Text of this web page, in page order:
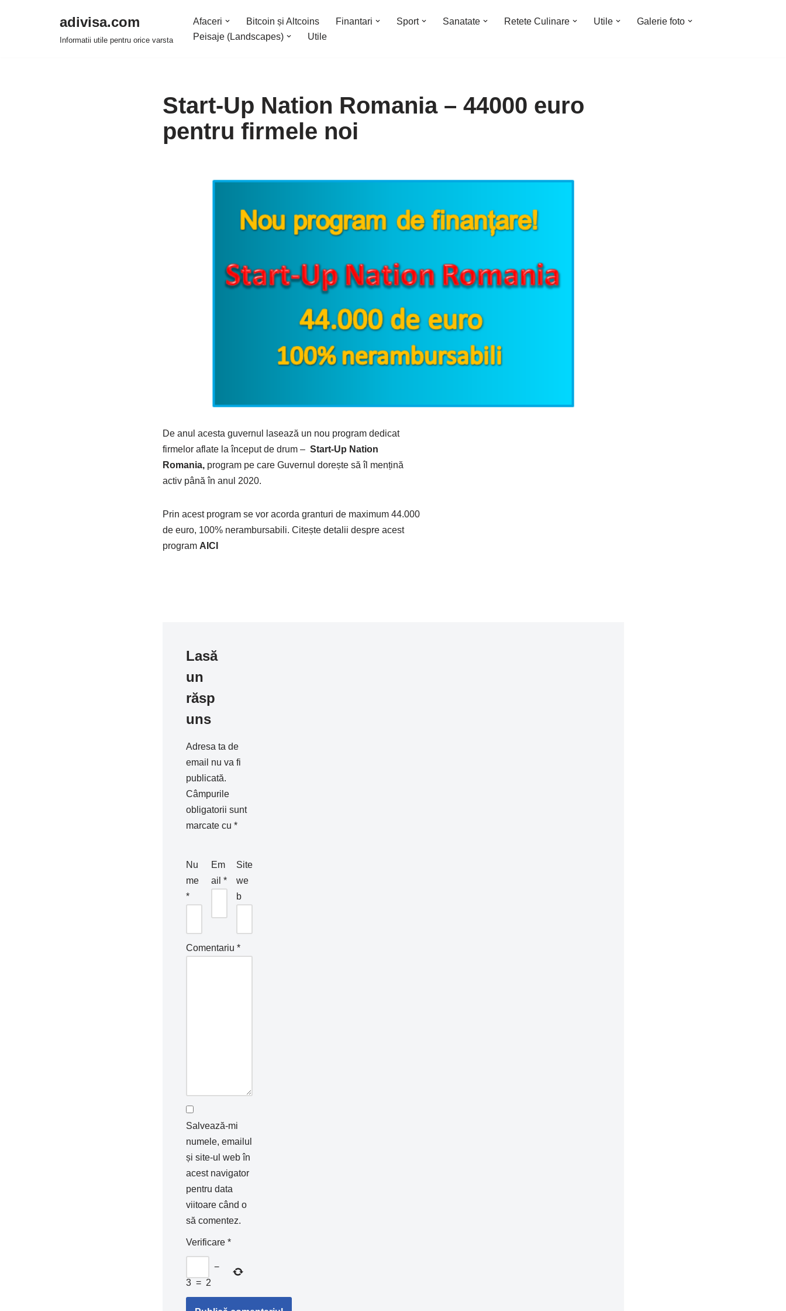
adivisa.com
Informatii utile pentru orice varsta
Afaceri Bitcoin și Altcoins Finantari Sport Sanatate Retete Culinare Utile
Galerie foto
Peisaje (Landscapes)
Utile
Start-Up Nation Romania – 44000 euro
pentru firmele noi
De anul acesta guvernul lasează un nou program dedicat
firmelor aflate la început de drum – Start-Up Nation
Romania, program pe care Guvernul dorește să îl mențină
activ până în anul 2020.
Prin acest program se vor acorda granturi de maximum 44.000
de euro, 100% nerambursabili. Citește detalii despre acest
program AICI
Lasă
un
răsp
uns
Adresa ta de
email nu va fi
publicată.
Câmpurile
obligatorii sunt
marcate cu *
Nu
me
*
Em
ail *
Site
we
b
Comentariu *
Salvează-mi
numele, emailul
și site-ul web în
acest navigator
pentru data
viitoare când o
să comentez.
Verificare*
−
3 = 2